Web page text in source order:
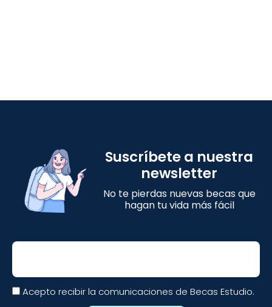
Suscríbete a nuestra
newsletter
No te pierdas nuevas becas que
hagan tu vida más fácil
Email
Acepto recibir la comunicaciones de Becas Estudio.